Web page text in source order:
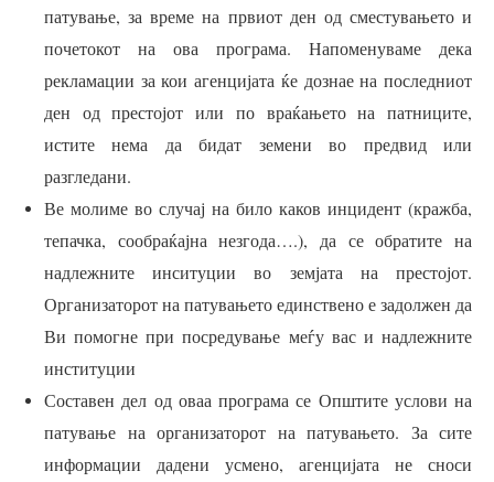
патување, за време на првиот ден од сместувањето и
почетокот на ова програма. Напоменуваме дека
рекламации за кои агенцијата ќе дознае на последниот
ден од престојот или по враќањето на патниците,
истите нема да бидат земени во предвид или
разгледани.
Ве молиме во случај на било каков инцидент (кражба,
тепачка, сообраќајна незгода….), да се обратите на
надлежните инситуции во земјата на престојот.
Организаторот на патувањето единствено е задолжен да
Ви помогне при посредување меѓу вас и надлежните
институции
Составен дел од оваа програма се Општите услови на
патување на организаторот на патувањето. За сите
информации дадени усмено, агенцијата не сноси